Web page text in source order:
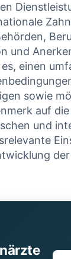
⁤und
einen
⁤sowie
auf
und